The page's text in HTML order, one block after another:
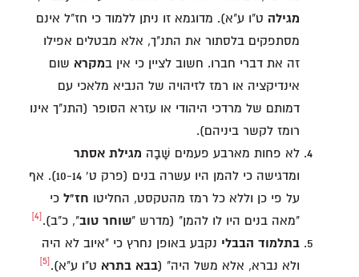
מגילה ט"ו ע"א). מדוגמא זו ניתן ללמוד כי חז"ל אינם
מסתפקים בלסתור את התנ"ך, אלא מבטלים אפילו
זה את דברי חברו. חשוב לציין כי אין במקרא שום
אינדיקציה או רמז לזיהויה של הנביא מלאכי עם
דמותם של מרדכי היהודי או עזרא הסופר (התנ"ך אינו
רומז לקשר ביניהם).
לא פחות מארבע פעמים שָׁבָה מגילת אסתר
ומדגישה כי להמן היו עשרה בנים (פרק ט' 10-14). אף
על פי כן וללא כל רמז מהטקסט, החליטו חז"ל כי
"מאה בנים היו לו להמן" (מדרש "שוחר טוב", כ"ב). [4]
בתלמוד הבבלי נקבע באופן נחרץ כי "איוב לא היה
ולא נברא, אלא משל היה" (בבא בתרא ט"ו ע"א). [5]